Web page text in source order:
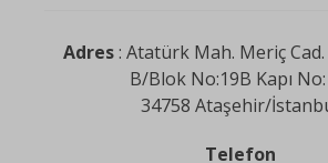
Adres: Atatürk Mah. Meriç
B/Blok No:19B Kapı
34758 Ataşehir/
Telefon